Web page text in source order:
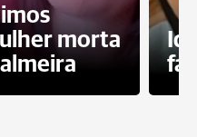
morta